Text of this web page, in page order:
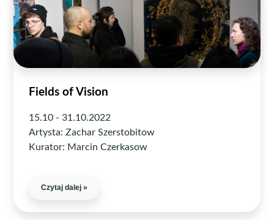
Fields of Vision
15.10 - 31.10.2022
Artysta: Zachar Szerstobitow
Kurator: Marcin Czerkasow
Czytaj dalej »